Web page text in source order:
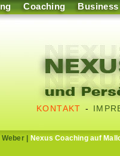
Coaching Business
KONTAKT -
| Nexus Coaching auf